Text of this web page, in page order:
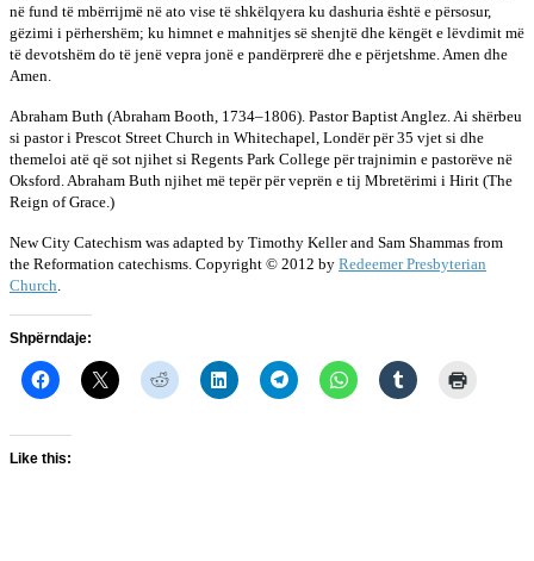
në fund të mbërrijmë në ato vise të shkëlqyera ku dashuria është e përsosur,
gëzimi i përhershëm; ku himnet e mahnitjes së shenjtë dhe këngët e lëvdimit më
të devotshëm do të jenë vepra jonë e pandërprerë dhe e përjetshme. Amen dhe
Amen.
Abraham Buth (Abraham Booth, 1734–1806). Pastor Baptist Anglez. Ai shërbeu
si pastor i Prescot Street Church in Whitechapel, Londër për 35 vjet si dhe
themeloi atë që sot njihet si Regents Park College për trajnimin e pastorëve në
Oksford. Abraham Buth njihet më tepër për veprën e tij Mbretërimi i Hirit (The
Reign of Grace.)
New City Catechism was adapted by Timothy Keller and Sam Shammas from
the Reformation catechisms. Copyright © 2012 by Redeemer Presbyterian
Church
Shpërndaje:
Like this: